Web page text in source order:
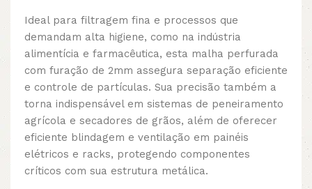
Ideal para filtragem fina e processos que
demandam alta higiene, como na indústria
alimentícia e farmacêutica, esta malha perfurada
com furação de 2mm assegura separação eficiente
e controle de partículas. Sua precisão também a
torna indispensável em sistemas de peneiramento
agrícola e secadores de grãos, além de oferecer
eficiente blindagem e ventilação em painéis
elétricos e racks, protegendo componentes
críticos com sua estrutura metálica.